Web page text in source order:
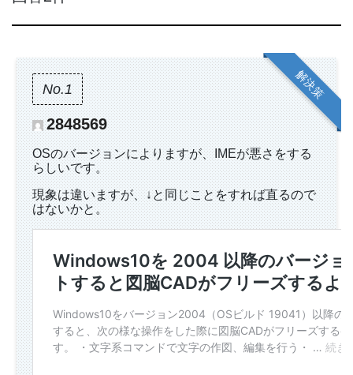
No.1
2848569
OSのバージョンによりますが、IMEが悪さをする
らしいです。
現象は違いますが、↓と同じことをすれば直るので
はないかと。
解決策